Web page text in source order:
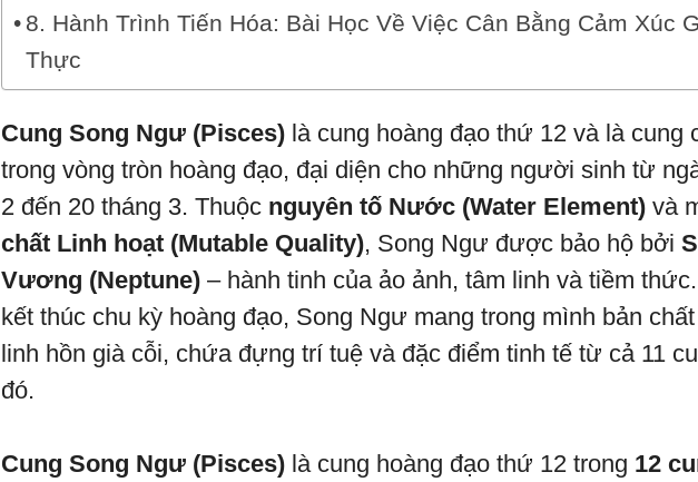
8. Hành Trình Tiến Hóa: Bài Học Về Việc Cân Bằng Cảm Xúc
Thực
Cung Song Ngư (Pisces) là cung hoàng đạo thứ 12 và là cung
trong vòng tròn hoàng đạo, đại diện cho những người sinh từ
2 đến 20 tháng 3. Thuộc nguyên tố Nước (Water Element) và
chất Linh hoạt (Mutable Quality), Song Ngư được bảo hộ bởi
Vương (Neptune) – hành tinh của ảo ảnh, tâm linh và tiềm
kết thúc chu kỳ hoàng đạo, Song Ngư mang trong mình bản
linh hồn già cỗi, chứa đựng trí tuệ và đặc điểm tinh tế từ cả 11
đó.
Cung Song Ngư (Pisces) là cung hoàng đạo thứ 12 trong 12